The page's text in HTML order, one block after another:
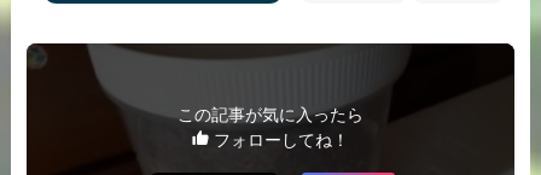
この記事が気に入ったら
フォローしてね！